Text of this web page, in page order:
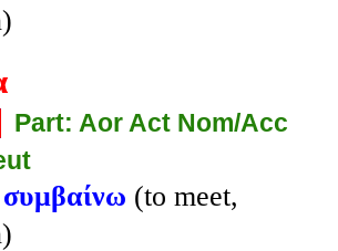
Part: Aor Act Nom/Acc
συμβαίνω (to meet,